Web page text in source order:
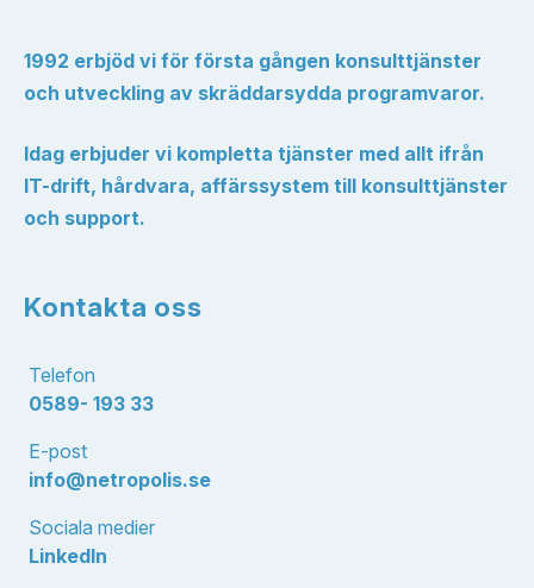
1992 erbjöd vi för första gången konsulttjänster
och utveckling av skräddarsydda programvaror.
Idag erbjuder vi kompletta tjänster med allt ifrån
IT-drift, hårdvara, affärssystem till konsulttjänster
och support.
Kontakta oss
Telefon
0589- 193 33
E-post
info@netropolis.se
Sociala medier
LinkedIn